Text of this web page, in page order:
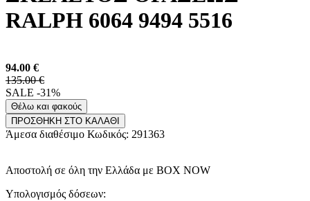
RALPH 6064 9494 5516
94.00 €
135.00 €
SALE -31%
Θέλω και φακούς
ΠΡΟΣΘΗΚΗ ΣΤΟ ΚΑΛΑΘΙ
Άμεσα διαθέσιμο Κωδικός: 291363
Αποστολή σε όλη την Ελλάδα με BOX NOW
Υπολογισμός δόσεων: